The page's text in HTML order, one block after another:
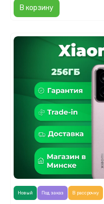
В корзину
Новый Под заказ В рассрочку